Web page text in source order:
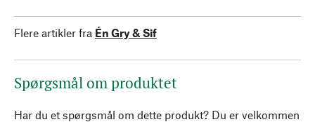
Flere artikler fra Én Gry & Sif
Spørgsmål om produktet
Har du et spørgsmål om dette produkt? Du er velkommen